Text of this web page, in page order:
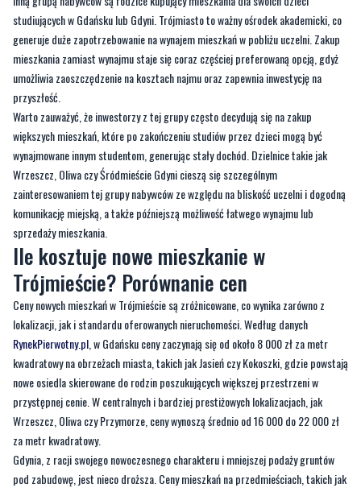
studiujących w Gdańsku lub Gdyni. Trójmiasto to ważny ośrodek akademicki, co
generuje duże zapotrzebowanie na wynajem mieszkań w pobliżu uczelni. Zakup
mieszkania zamiast wynajmu staje się coraz częściej preferowaną opcją, gdyż
umożliwia zaoszczędzenie na kosztach najmu oraz zapewnia inwestycję na
przyszłość.
Warto zauważyć, że inwestorzy z tej grupy często decydują się na zakup
większych mieszkań, które po zakończeniu studiów przez dzieci mogą być
wynajmowane innym studentom, generując stały dochód. Dzielnice takie jak
Wrzeszcz, Oliwa czy Śródmieście Gdyni cieszą się szczególnym
zainteresowaniem tej grupy nabywców ze względu na bliskość uczelni i dogodną
komunikację miejską, a także późniejszą możliwość łatwego wynajmu lub
sprzedaży mieszkania.
Ile kosztuje nowe mieszkanie w
Trójmieście? Porównanie cen
Ceny nowych mieszkań w Trójmieście są zróżnicowane, co wynika zarówno z
lokalizacji, jak i standardu oferowanych nieruchomości. Według danych
RynekPierwotny.pl , w Gdańsku ceny zaczynają się od około 8 000 zł za metr
kwadratowy na obrzeżach miasta, takich jak Jasień czy Kokoszki, gdzie powstają
nowe osiedla skierowane do rodzin poszukujących większej przestrzeni w
przystępnej cenie. W centralnych i bardziej prestiżowych lokalizacjach, jak
Wrzeszcz, Oliwa czy Przymorze, ceny wynoszą średnio od 16 000 do 22 000 zł
za metr kwadratowy.
Gdynia, z racji swojego nowoczesnego charakteru i mniejszej podaży gruntów
pod zabudowę, jest nieco droższa. Ceny mieszkań na przedmieściach, takich jak